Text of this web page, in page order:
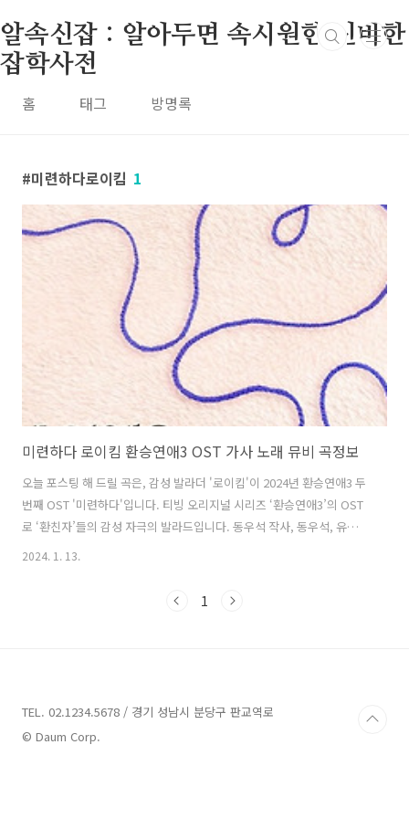
알속신잡 : 알아두면 속시원한 신비한
잡학사전
홈 태그 방명록
미련하다로이킴 1
미련하다 로이킴 환승연애3 OST 가사 노래 뮤비 곡정보
오늘 포스팅 해 드릴 곡은, 감성 발라더 '로이킴'이 2024년 환승연애3 두
번째 OST '미련하다'입니다. 티빙 오리지널 시리즈 ‘환승연애3’의 OST
로 ‘환친자’들의 감성 자극의 발라드입니다. 동우석 작사, 동우석, 유정현
작곡의 어쿠스틱한 편곡과 감미로운 선율이 돋보이는 발라드로, 로이킴
진 상대에 대한 다양한 감정의 고백을 녹여내었습니다. X or NEW, 레전
2024. 1. 13.
1
TEL. 02.1234.5678 / 경기 성남시 분당구 판교역로
© Daum Corp.